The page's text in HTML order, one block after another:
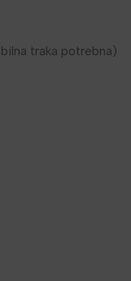
traka potrebna)